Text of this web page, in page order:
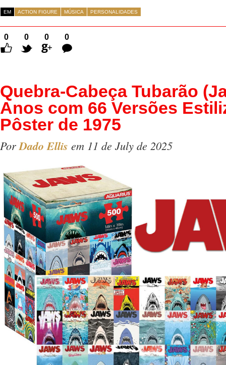
EM ACTION FIGURE MÚSICA PERSONALIDADES
0 0 0
0
Comentários
Quebra-Cabeça Tubarão
Anos com 66 Versões
Pôster de 1975
PorDado Ellis em 11 de July de 2025